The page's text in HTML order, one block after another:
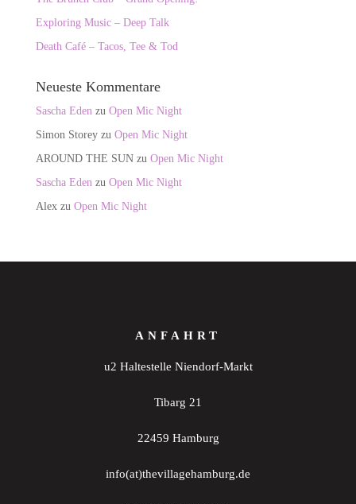
Exploring Music – Deep Talk
Death Café – Tacos, Tee & Tod
Neueste Kommentare
Sascha Edenzu Open Mic Night
Simon Storeyzu Open Mic Night
AROUND THE SUNzu Open Mic Night
Sascha Edenzu Open Mic Night
Alexzu Open Mic Night
ANFAHRT
u2 Haltestelle Niendorf-Markt
Tibarg 21
22459 Hamburg
info(at)thevillagehamburg.de